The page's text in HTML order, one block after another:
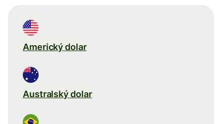
Americký dolar
Australský dolar